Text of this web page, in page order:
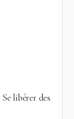
libérer des